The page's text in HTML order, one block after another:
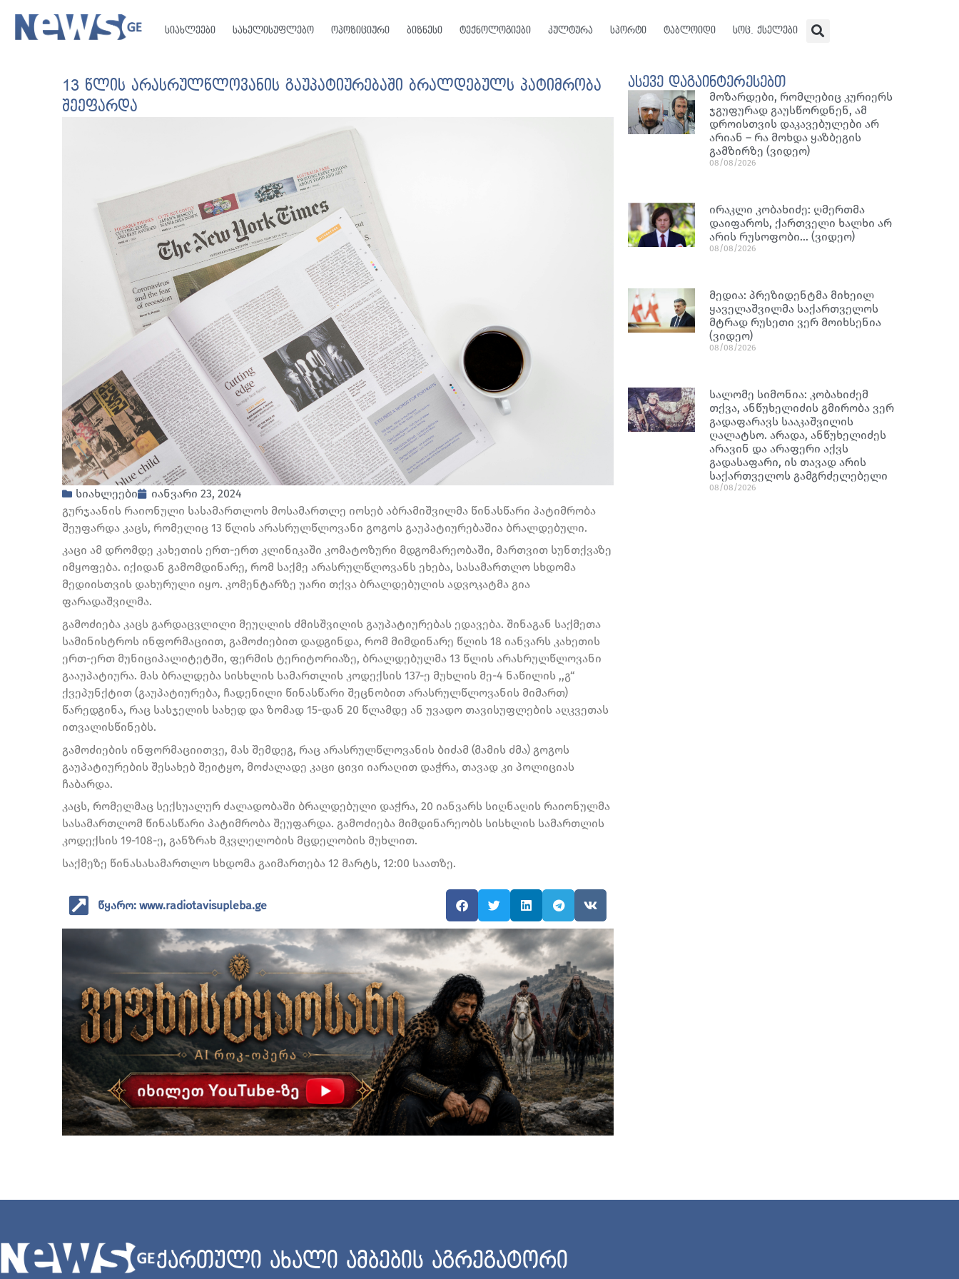
სიახლეები სახელისუფლებო ოპოზიციური ბიზნესი ტექნოლოგიები კულტურა სპორტი ტაბლოიდი სოც. ქსელები
13 წლის არასრულწლოვანის გაუპატიურებაში ბრალდებულს პატიმრობა
შეეფარდა
სიახლეები
იანვარი 23, 2024
გურჯაანის რაიონული სასამართლოს მოსამართლე იოსებ აბრამიშვილმა წინასწარი პატიმრობა
შეუფარდა კაცს, რომელიც 13 წლის არასრულწლოვანი გოგოს გაუპატიურებაშია ბრალდებული.
კაცი ამ დრომდე კახეთის ერთ-ერთ კლინიკაში კომატოზური მდგომარეობაში, მართვით სუნთქვაზე
იმყოფება. იქიდან გამომდინარე, რომ საქმე არასრულწლოვანს ეხება, სასამართლო სხდომა
მედიისთვის დახურული იყო. კომენტარზე უარი თქვა ბრალდებულის ადვოკატმა გია
ფარადაშვილმა.
გამოძიება კაცს გარდაცვლილი მეუღლის ძმისშვილის გაუპატიურებას ედავება. შინაგან საქმეთა
სამინისტროს ინფორმაციით, გამოძიებით დადგინდა, რომ მიმდინარე წლის 18 იანვარს კახეთის
ერთ-ერთ მუნიციპალიტეტში, ფერმის ტერიტორიაზე, ბრალდებულმა 13 წლის არასრულწლოვანი
გააუპატიურა. მას ბრალდება სისხლის სამართლის კოდექსის 137-ე მუხლის მე-4 ნაწილის ,,გ“
ქვეპუნქტით (გაუპატიურება, ჩადენილი წინასწარი შეცნობით არასრულწლოვანის მიმართ)
წარედგინა, რაც სასჯელის სახედ და ზომად 15-დან 20 წლამდე ან უვადო თავისუფლების აღკვეთას
ითვალისწინებს.
გამოძიების ინფორმაციითვე, მას შემდეგ, რაც არასრულწლოვანის ბიძამ (მამის ძმა) გოგოს
გაუპატიურების შესახებ შეიტყო, მოძალადე კაცი ცივი იარაღით დაჭრა, თავად კი პოლიციას
ჩაბარდა.
კაცს, რომელმაც სექსუალურ ძალადობაში ბრალდებული დაჭრა, 20 იანვარს სიღნაღის რაიონულმა
სასამართლომ წინასწარი პატიმრობა შეუფარდა. გამოძიება მიმდინარეობს სისხლის სამართლის
კოდექსის 19-108-ე, განზრახ მკვლელობის მცდელობის მუხლით.
საქმეზე წინასასამართლო სხდომა გაიმართება 12 მარტს, 12:00 საათზე.
წყარო: www.radiotavisupleba.ge
ასევე დაგაინტერესებთ
მოზარდები, რომლებიც კურიერს
ჯგუფურად გაუსწორდნენ, ამ
დროისთვის დაკავებულები არ
არიან – რა მოხდა ყაზბეგის
გამზირზე (ვიდეო)
08/08/2026
ირაკლი კობახიძე: ღმერთმა
დაიფაროს, ქართველი ხალხი არ
არის რუსოფობი… (ვიდეო)
08/08/2026
მედია: პრეზიდენტმა მიხეილ
ყაველაშვილმა საქართველოს
მტრად რუსეთი ვერ მოიხსენია
(ვიდეო)
08/08/2026
სალომე სიმონია: კობახიძემ
თქვა, ანწუხელიძის გმირობა ვერ
გადაფარავს სააკაშვილის
ღალატსო. არადა, ანწუხელიძეს
არავინ და არაფერი აქვს
გადასაფარი, ის თავად არის
საქართველოს გამგრძელებელი
08/08/2026
ქართული ახალი ამბების აგრეგატორი